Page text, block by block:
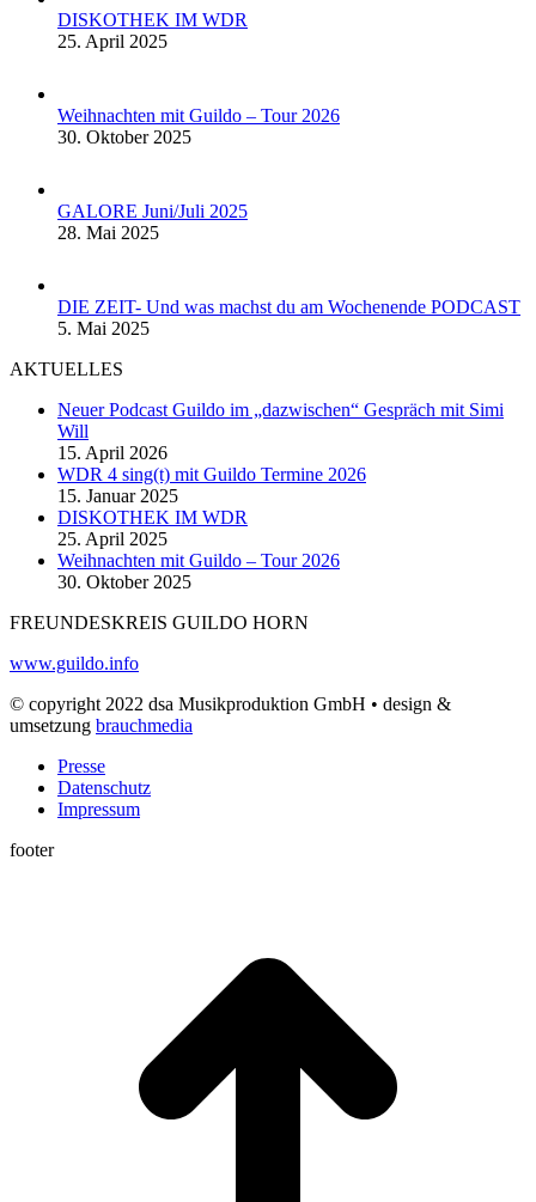
DISKOTHEK IM WDR
25. April 2025
Weihnachten mit Guildo – Tour 2026
30. Oktober 2025
GALORE Juni/Juli 2025
28. Mai 2025
DIE ZEIT- Und was machst du am Wochenende PODCAST
5. Mai 2025
AKTUELLES
Neuer Podcast Guildo im „dazwischen“ Gespräch mit Simi
Will
15. April 2026
WDR 4 sing(t) mit Guildo Termine 2026
15. Januar 2025
DISKOTHEK IM WDR
25. April 2025
Weihnachten mit Guildo – Tour 2026
30. Oktober 2025
FREUNDESKREIS GUILDO HORN
www.guildo.info
© copyright 2022 dsa Musikproduktion GmbH • design &
umsetzung brauchmedia
Presse
Datenschutz
Impressum
footer